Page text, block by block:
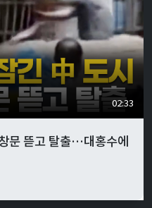
02:33
문 뜯고 탈출…대홍수에